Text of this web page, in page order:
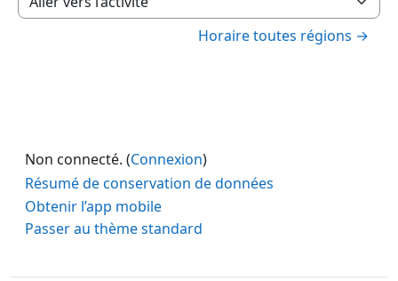
Aller vers l’activité
Horaire toutes régions →
Non connecté. (Connexion)
Résumé de conservation de données
Obtenir l’app mobile
Passer au thème standard